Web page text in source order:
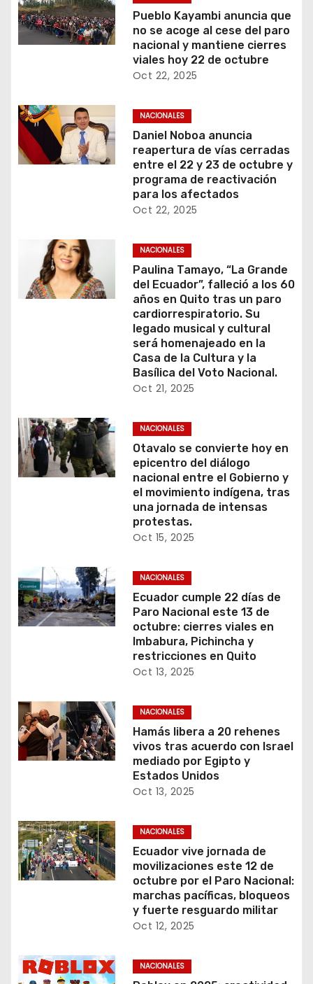
Pueblo Kayambi anuncia que
no se acoge al cese del paro
nacional y mantiene cierres
viales hoy 22 de octubre
Oct 22, 2025
NACIONALES
Daniel Noboa anuncia
reapertura de vías cerradas
entre el 22 y 23 de octubre y
programa de reactivación
para los afectados
Oct 22, 2025
NACIONALES
Paulina Tamayo, “La Grande
del Ecuador”, falleció a los 60
años en Quito tras un paro
cardiorrespiratorio. Su
legado musical y cultural
será homenajeado en la
Casa de la Cultura y la
Basílica del Voto Nacional.
Oct 21, 2025
NACIONALES
Otavalo se convierte hoy en
epicentro del diálogo
nacional entre el Gobierno y
el movimiento indígena, tras
una jornada de intensas
protestas.
Oct 15, 2025
NACIONALES
Ecuador cumple 22 días de
Paro Nacional este 13 de
octubre: cierres viales en
Imbabura, Pichincha y
restricciones en Quito
Oct 13, 2025
NACIONALES
Hamás libera a 20 rehenes
vivos tras acuerdo con Israel
mediado por Egipto y
Estados Unidos
Oct 13, 2025
NACIONALES
Ecuador vive jornada de
movilizaciones este 12 de
octubre por el Paro Nacional:
marchas pacíficas, bloqueos
y fuerte resguardo militar
Oct 12, 2025
NACIONALES